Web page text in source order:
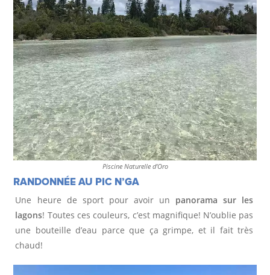
P
R
O
P
O
S
Piscine Naturelle d’Oro
RANDONNÉE AU PIC N’GA
Une heure de sport pour avoir un panorama sur les
lagons! Toutes ces couleurs, c’est magnifique! N’oublie pas
une bouteille d’eau parce que ça grimpe, et il fait très
chaud!